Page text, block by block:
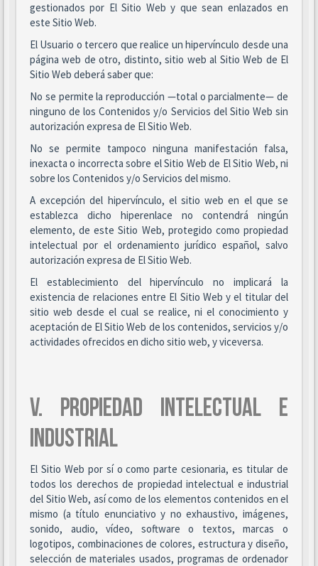
gestionados por El Sitio Web y que sean enlazados en
este Sitio Web.
El Usuario o tercero que realice un hipervínculo desde una
página web de otro, distinto, sitio web al Sitio Web de El
Sitio Web deberá saber que:
No se permite la reproducción —total o parcialmente— de
ninguno de los Contenidos y/o Servicios del Sitio Web sin
autorización expresa de El Sitio Web.
No se permite tampoco ninguna manifestación falsa,
inexacta o incorrecta sobre el Sitio Web de El Sitio Web, ni
sobre los Contenidos y/o Servicios del mismo.
A excepción del hipervínculo, el sitio web en el que se
establezca dicho hiperenlace no contendrá ningún
elemento, de este Sitio Web, protegido como propiedad
intelectual por el ordenamiento jurídico español, salvo
autorización expresa de El Sitio Web.
El establecimiento del hipervínculo no implicará la
existencia de relaciones entre El Sitio Web y el titular del
sitio web desde el cual se realice, ni el conocimiento y
aceptación de El Sitio Web de los contenidos, servicios y/o
actividades ofrecidos en dicho sitio web, y viceversa.
V. PROPIEDAD INTELECTUAL E
INDUSTRIAL
El Sitio Web por sí o como parte cesionaria, es titular de
todos los derechos de propiedad intelectual e industrial
del Sitio Web, así como de los elementos contenidos en el
mismo (a título enunciativo y no exhaustivo, imágenes,
sonido, audio, vídeo, software o textos, marcas o
logotipos, combinaciones de colores, estructura y diseño,
selección de materiales usados, programas de ordenador